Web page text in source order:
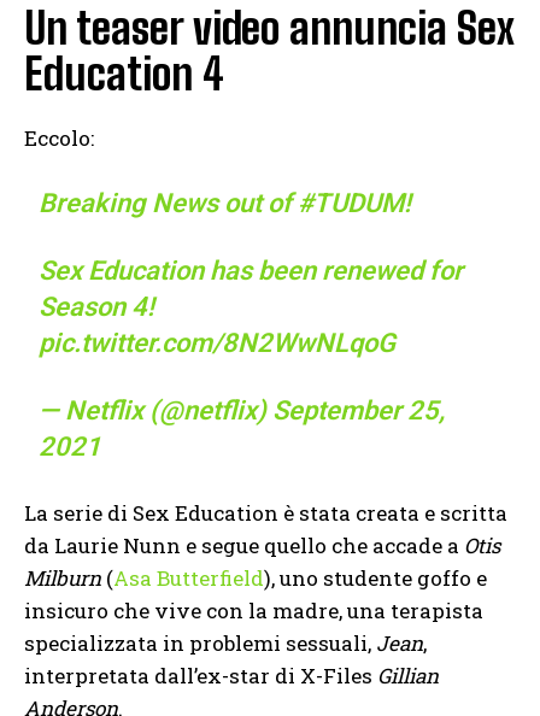
Un teaser video annuncia Sex
Education 4
Eccolo:
Breaking News out of#TUDUM!
Sex Education has been renewed for
Season 4!
pic.twitter.com/8N2WwNLqoG
— Netflix (@netflix) September 25,
2021
La serie di Sex Education è stata creata e scritta
da Laurie Nunn e segue quello che accade a Otis
Milburn (Asa Butterfield), uno studente goffo e
insicuro che vive con la madre, una terapista
specializzata in problemi sessuali, Jean,
interpretata dall’ex-star di X-Files Gillian
Anderson.